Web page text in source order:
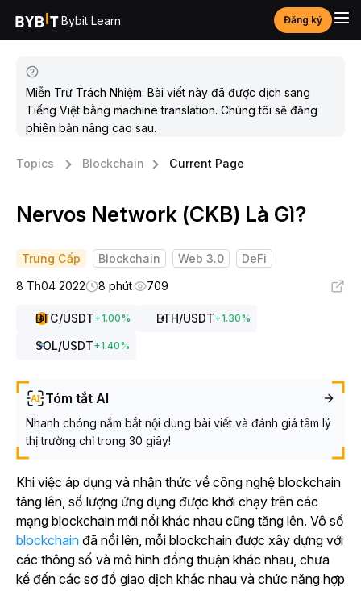
Bybit Learn Đăng ký
Miễn Trừ Trách Nhiệm: Bài viết này đã được dịch sang
Tiếng Việt bằng machine translation. Chúng tôi sẽ đăng
phiên bản nâng cao sau.
Topics Blockchain Current Page
Nervos Network (CKB) Là Gì?
Trung Cấp Blockchain Web 3.0
DeFi
8 Th04 2022
8 phút 709
BTC/USDT+1.00% ETH/USDT+1.30%
SOL/USDT+1.40%
Tóm tắt AI
Nhanh chóng nắm bắt nội dung bài viết và đánh giá tâm lý
thị trường chỉ trong 30 giây!
Khi việc áp dụng và nhận thức về công nghệ blockchain
tăng lên, số lượng ứng dụng được khởi chạy trên các
mạng blockchain mới nổi khác nhau cũng tăng lên. Vô số
blockchain đã nổi lên, mỗi blockchain được xây dựng với
các thông số và mô hình đồng thuận khác nhau, chưa
kể đến các sơ đồ giao dịch khác nhau và chức năng hợp